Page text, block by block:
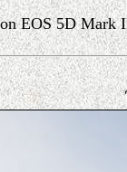
EOS 5D Mark